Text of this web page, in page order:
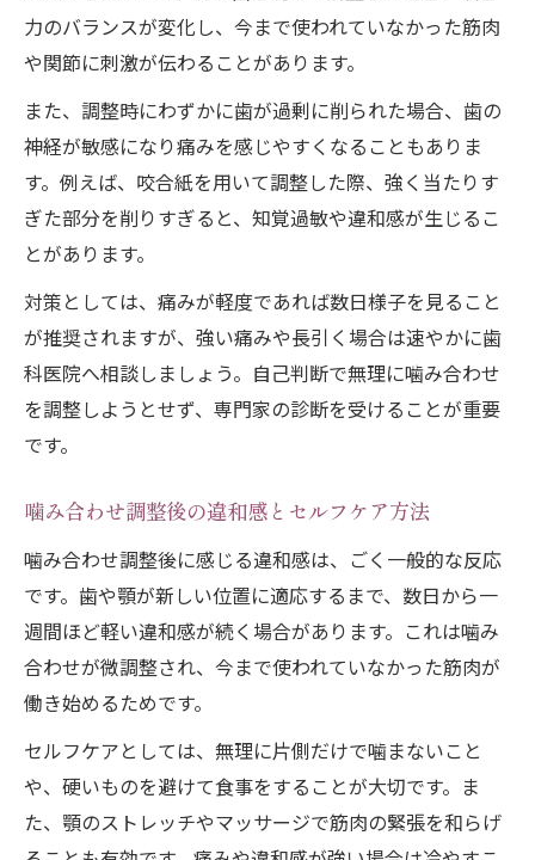
力のバランスが変化し、今まで使われていなかった筋肉
や関節に刺激が伝わることがあります。
また、調整時にわずかに歯が過剰に削られた場合、歯の
神経が敏感になり痛みを感じやすくなることもありま
す。例えば、咬合紙を用いて調整した際、強く当たりす
ぎた部分を削りすぎると、知覚過敏や違和感が生じるこ
とがあります。
対策としては、痛みが軽度であれば数日様子を見ること
が推奨されますが、強い痛みや長引く場合は速やかに歯
科医院へ相談しましょう。自己判断で無理に噛み合わせ
を調整しようとせず、専門家の診断を受けることが重要
です。
噛み合わせ調整後の違和感とセルフケア方法
噛み合わせ調整後に感じる違和感は、ごく一般的な反応
です。歯や顎が新しい位置に適応するまで、数日から一
週間ほど軽い違和感が続く場合があります。これは噛み
合わせが微調整され、今まで使われていなかった筋肉が
働き始めるためです。
セルフケアとしては、無理に片側だけで噛まないこと
や、硬いものを避けて食事をすることが大切です。ま
た、顎のストレッチやマッサージで筋肉の緊張を和らげ